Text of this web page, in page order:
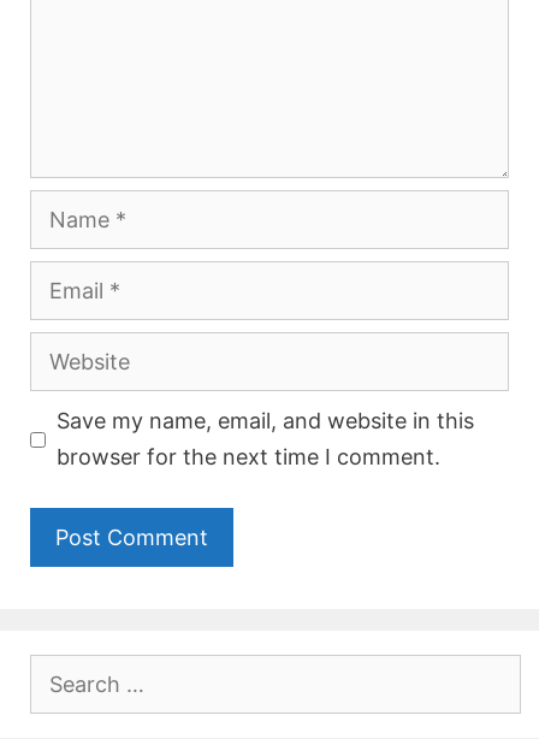
Name
Email
Website
Save my name, email, and website in this
browser for the next time I comment.
Search
for: